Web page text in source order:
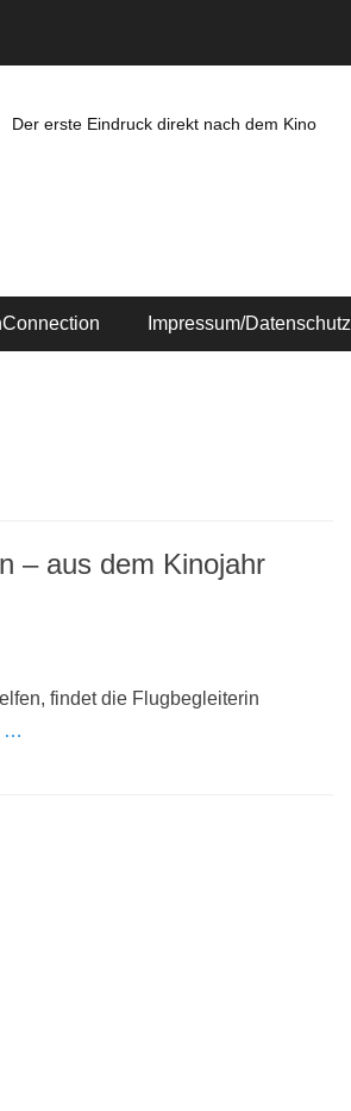
Der erste Eindruck direkt nach dem Kino
Impressum/Datenschutz
– aus dem Kinojahr
findet die Flugbegleiterin
…